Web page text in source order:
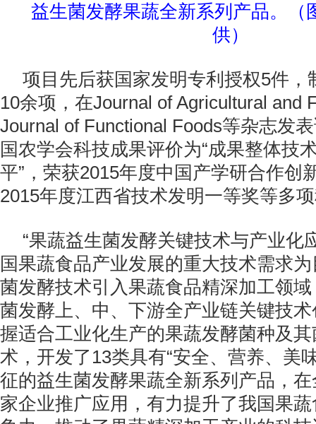
益生菌发酵果蔬全新系列产品。（
供）
项目先后获国家发明专利授权5件，
10余项，在Journal of Agricultural and
Journal of Functional Foods等杂志发
国农学会科技成果评价为“成果整体技
平”，荣获2015年度中国产学研合作创
2015年度江西省技术发明一等奖等多
“果蔬益生菌发酵关键技术与产业化
国果蔬食品产业发展的重大技术需求
菌发酵技术引入果蔬食品精深加工领
菌发酵上、中、下游全产业链关键技
握适合工业化生产的果蔬发酵菌种及
术，开发了13类具有“安全、营养、美
征的益生菌发酵果蔬全新系列产品，
家企业推广应用，有力提升了我国果